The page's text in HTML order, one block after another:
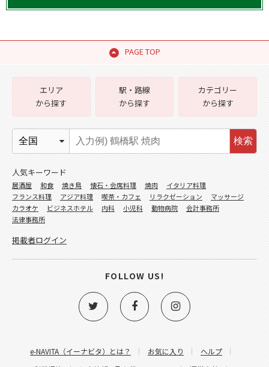
PAGE TOP
e-NAVITA（イーナビタ）とは？ お気に入り
ヘルプ
エリア
から探す
駅・路線
から探す
カテゴリー
から探す
検索
人気キーワード
居酒屋 和食 焼き鳥 懐石・会席料理 焼肉
イタリア料理
フランス料理
アジア料理 喫茶・カフェ リラクゼーション
マッサージ
カラオケ
ビジネスホテル 内科 小児科 動物病院
会計事務所
法律事務所
掲載者ログイン
FOLLOW US!